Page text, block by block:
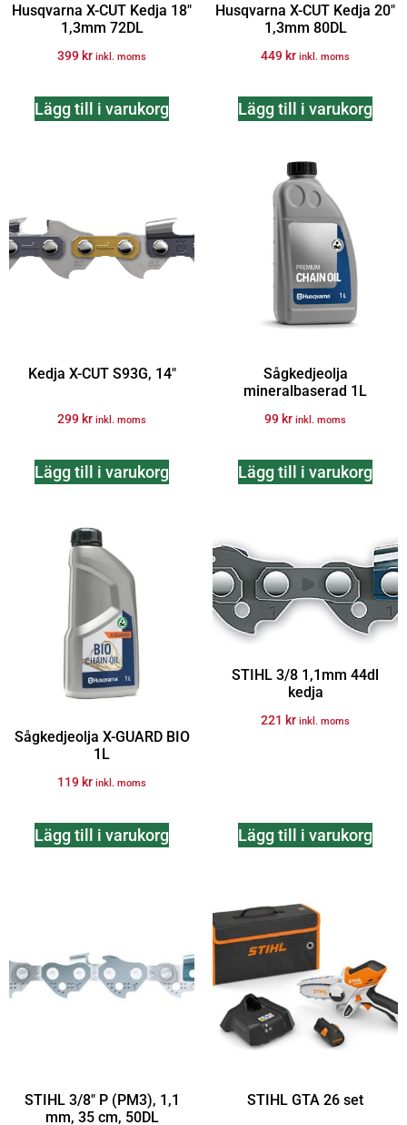
Husqvarna X-CUT Kedja 18″
1,3mm 72DL
399 kr inkl. moms
Lägg till i varukorg
Husqvarna X-CUT Kedja 20″
1,3mm 80DL
449 kr inkl. moms
Lägg till i varukorg
Kedja X-CUT S93G, 14″
299 kr inkl. moms
Lägg till i varukorg
Sågkedjeolja
mineralbaserad 1L
99 kr inkl. moms
Lägg till i varukorg
Sågkedjeolja X-GUARD BIO
1L
119 kr inkl. moms
Lägg till i varukorg
STIHL 3/8 1,1mm 44dl
kedja
221 kr inkl. moms
Lägg till i varukorg
STIHL 3/8″ P (PM3), 1,1
mm, 35 cm, 50DL
STIHL GTA 26 set